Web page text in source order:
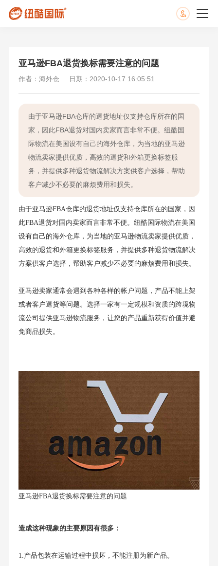
亚马逊FBA退货换标需要注意的问题
作者：海外仓 日期：2020-10-17 16:05:51
由于亚马逊FBA仓库的退货地址仅支持仓库所在的国
家，因此FBA退货对国内卖家而言非常不便。纽酷国
际物流在美国设有自己的海外仓库，为当地的亚马逊
物流卖家提供优质，高效的退货和外箱更换标签服
务，并提供多种退货物流解决方案供客户选择，帮助
客户减少不必要的麻烦费用和损失。
由于亚马逊FBA仓库的退货地址仅支持仓库所在的国家，因
此FBA退货对国内卖家而言非常不便。纽酷国际物流在美国
设有自己的海外仓库，为当地的亚马逊物流卖家提供优质，
高效的退货和外箱更换标签服务，并提供多种退货物流解决
方案供客户选择，帮助客户减少不必要的麻烦费用和损失。
亚马逊卖家通常会遇到各种各样的帐户问题，产品不能上架
或者客户退货等问题。选择一家有一定规模和资质的跨境物
流公司提供亚马逊物流服务，让您的产品重新获得价值并避
免商品损失。
亚马逊FBA退货换标需要注意的问题
造成这种现象的主要原因有很多：
1.产品包装在运输过程中损坏，不能注册为新产品。